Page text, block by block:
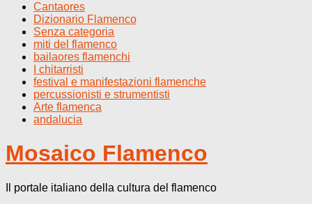
Cantaores
Dizionario Flamenco
Senza categoria
miti del flamenco
bailaores flamenchi
I chitarristi
festival e manifestazioni flamenche
percussionisti e strumentisti
Arte flamenca
andalucia
Mosaico Flamenco
Il portale italiano della cultura del flamenco